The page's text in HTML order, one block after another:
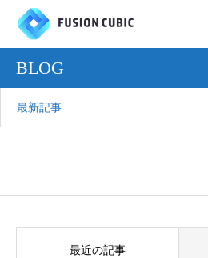
BLOG
最新記事
最近の記事